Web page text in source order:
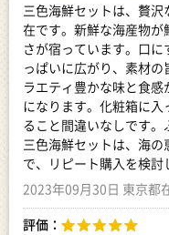
三色海鮮セットは、贅
在です。新鮮な海産物
さが宿っています。口
っぱいに広がり、素材
ラエティ豊かな味と食
になります。化粧箱に
ること間違いなしです
三色海鮮セットは、海
で、リピート購入を検討
2023年09月30日 東京都
評価：